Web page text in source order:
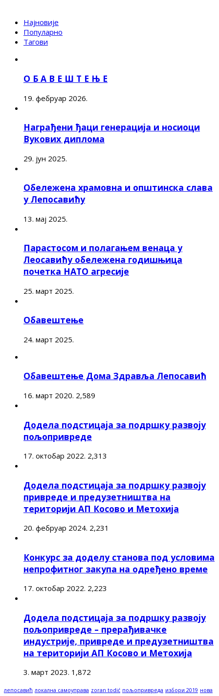
Најновије
Популарно
Тагови
О Б А В Е Ш Т Е Њ Е
19. фебруар 2026.
Награђени ђаци генерација и носиоци
Вукових диплома
29. јун 2025.
Обележена храмовна и општинска слава
у Лепосавићу
13. мај 2025.
Парастосом и полагањем венаца у
Леосавићу обележена годишњица
почетка НАТО агресије
25. март 2025.
Обавештење
24. март 2025.
Обавештење Дома Здравља Лепосавић
16. март 2020. 2,589
Додела подстицаја за подршку развоју
пољопривреде
17. октобар 2022. 2,313
Додела подстицаја за подршку развоју
привреде и предузетништва на
територији АП Косово и Метохија
20. фебруар 2024. 2,231
Конкурс за доделу станова под условима
непрофитног закупа на одређено време
17. октобар 2022. 2,223
Додела подстицаја за подршку развоју
пољопривреде – прерађивачке
индустрије, привреде и предузетништва
на територији АП Косово и Метохија
3. март 2023. 1,872
лепосавић локална самоуправа zoran todić пољопривреда избори 2019 нова